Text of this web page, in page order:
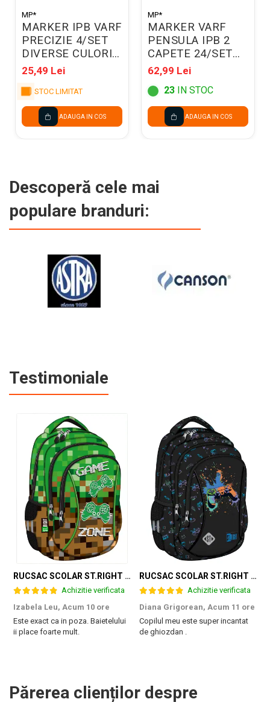
MP*
MARKER IPB VARF
PRECIZIE 4/SET
DIVERSE CULORI
PP928-01
25,49 Lei
STOC LIMITAT
ADAUGA IN COS
MP*
MARKER VARF
PENSULA IPB 2
CAPETE 24/SET
PP917-24
62,99 Lei
23 IN STOC
ADAUGA IN COS
Descoperă cele mai
populare branduri:
Testimoniale
RUCSAC SCOLAR ST.RIGHT 3 COMPARTIMENTE GAME ZONE BP-26 301384
Achizitie verificata
Izabela Leu, Acum 10 ore
Este exact ca in poza. Baietelului
ii place foarte mult.
RUCSAC SCOLAR ST.RIGHT 3 COMPARTIMENTE GAME CONTROLLER SPLASH BP-26 697562
Achizitie verificata
Diana Grigorean, Acum 11 ore
Copilul meu este super incantat
de ghiozdan .
Părerea clienților despre